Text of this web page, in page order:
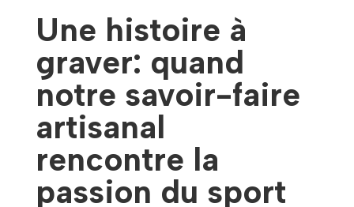
Une histoire à
graver: quand
notre savoir-faire
artisanal
rencontre la
passion du sport